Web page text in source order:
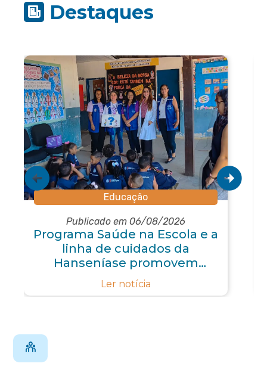
Destaques
Educação
Publicado em 06/08/2026
Programa Saúde na Escola e a
linha de cuidados da
Hanseníase promovem
conscientização sobre
hanseníase na E.M Adelaide de
Ler notícia